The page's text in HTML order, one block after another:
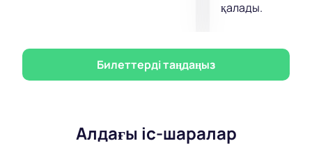
қалады.
Билеттерді таңдаңыз
Алдағы іс-шаралар